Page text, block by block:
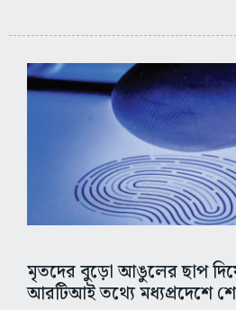
মৃতদের বুড়ো আঙুলের ছাপ
আরটিআই তথ্যে মধ্যপ্রদেশে